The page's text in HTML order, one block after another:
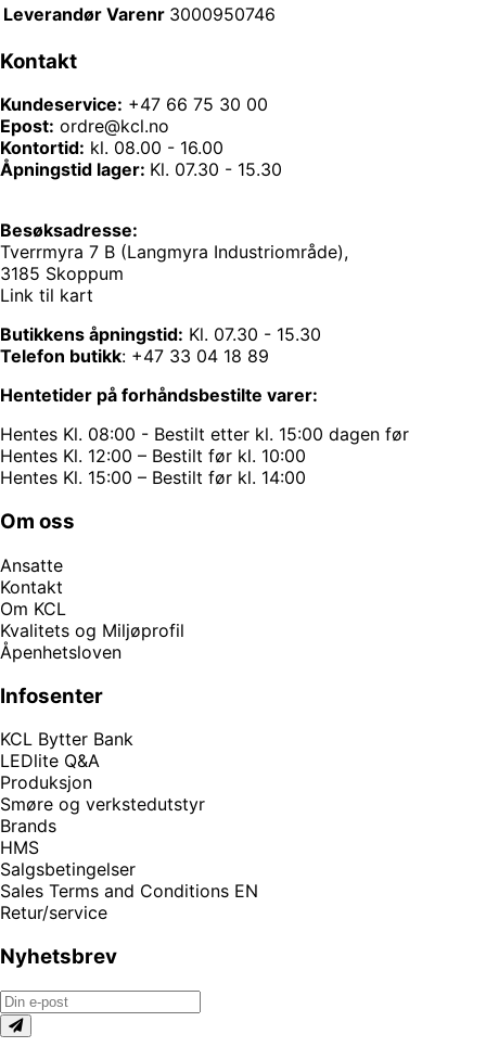
Leverandør Varenr 3000950746
Kontakt
Kundeservice: +47 66 75 30 00
Epost: ordre@kcl.no
Kontortid: kl. 08.00 - 16.00
Åpningstid lager: Kl. 07.30 - 15.30
Besøksadresse:
Tverrmyra 7 B (Langmyra Industriområde),
3185 Skoppum
Link til kart
Butikkens åpningstid: Kl. 07.30 - 15.30
Telefon butikk: +47 33 04 18 89
Hentetider på forhåndsbestilte varer:
Hentes Kl. 08:00 - Bestilt etter kl. 15:00 dagen før
Hentes Kl. 12:00 – Bestilt før kl. 10:00
Hentes Kl. 15:00 – Bestilt før kl. 14:00
Om oss
Ansatte
Kontakt
Om KCL
Kvalitets og Miljøprofil
Åpenhetsloven
Infosenter
KCL Bytter Bank
LEDlite Q&A
Produksjon
Smøre og verkstedutstyr
Brands
HMS
Salgsbetingelser
Sales Terms and Conditions EN
Retur/service
Nyhetsbrev